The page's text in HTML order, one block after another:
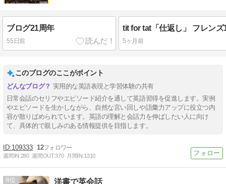
ブログ21周年
55日前
tit for tat「仕返し」 フレンズ
5ヶ月前
このブログのここがポイント
実用的な英語表現と学習体験の共有
日常会話のセリフやエピソード紹介を通して英語習得を促進します。実例
やエピソードを生かしながら、自然な言い回しや語彙力アップに役立つ内
容が散りばめられています。英語の理解と会話力を伸ばしたい人に向け
て、具体的で親しみのある情報提供を目指します。
109333 12
週間IN:280 週間OUT:370 月間IN:1310
6 洋書で英会話